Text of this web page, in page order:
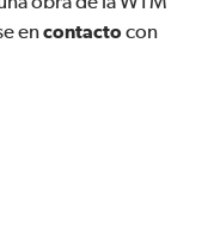
encontacto con